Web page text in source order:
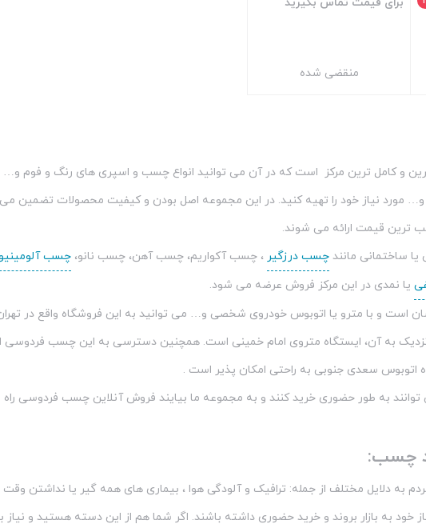
منقضی شده
و کامل ترین مرکز است که در آن می توانید انواع چسب و اسپری های رنگ و فوم و…
مورد نیاز خود را تهیه کنید. در این مجموعه اصل بودن و کیفیت محصولات تضمین
ترین قیمت ارائه می شوند.
یا ساختمانی مانندچسب درزگیر ، چسب آکواریم، چسب آهن، چسب نانو،چسب
یا نمدی در این مرکز فروش عرضه می شود.
است و با مترو یا اتوبوس خودروی شخصی و… می توانید به این فروشگاه واقع در
نزدیک به آن، ایستگاه متروی امام خمینی است. همچنین دسترسی به این چسب فردوسی
اتوبوس سعدی جنوبی به راحتی امکان پذیر است .
به طور حضوری خرید کنند و به مجموعه ما بیایند فروش آنلاین چسب فردوسی راه
چسب:
به دلایل مختلف از جمله: ترافیک و آلودگی هوا ، بیماری های همه گیر یا نداشتن وقت
خود به بازار بروند و خرید حضوری داشته باشند. اگر شما هم از این دسته هستید و